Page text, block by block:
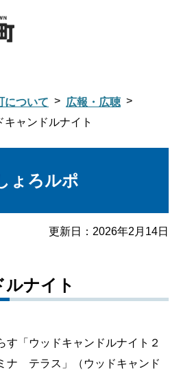
健康・福祉
について
広報・広聴
キャンドルナイト
ょろルポ
更新日： 2026年2月14日
ナイト
「ウッドキャンドルナイト２
テラス」（ウッドキャンド